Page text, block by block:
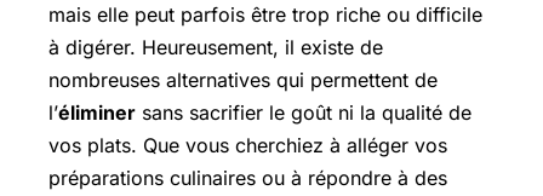
mais elle peut parfois être trop riche ou difficile
à digérer. Heureusement, il existe de
nombreuses alternatives qui permettent de
l’éliminer sans sacrifier le goût ni la qualité de
vos plats. Que vous cherchiez à alléger vos
préparations culinaires ou à répondre à des